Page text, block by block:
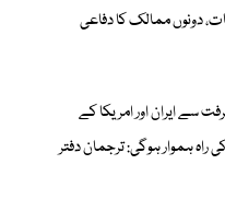
دونوں ممالک کا دفاعی
سے ایران اور امریکا کے
راہ ہموار ہوگی: ترجمان دفتر